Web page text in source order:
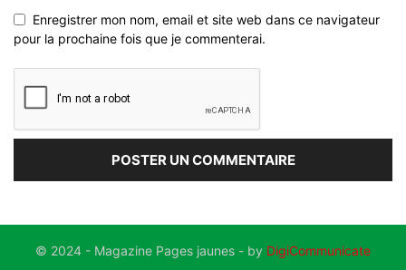
Enregistrer mon nom, email et site web dans ce navigateur
pour la prochaine fois que je commenterai.
© 2024 - Magazine Pages jaunes - by DigiCommunicate